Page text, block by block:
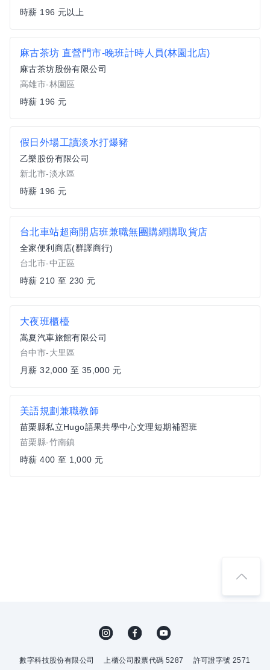
時薪 196 元以上
麻古茶坊 直營門市-晚班計時人員(林園北店)
麻古茶坊股份有限公司
高雄市-林園區
時薪 196 元
假日外場工讀淡水打爆豬
乙樂股份有限公司
新北市-淡水區
時薪 196 元
台北車站超商開店班兼職無團購網購取貨店
全家便利商店(群譯商行)
台北市-中正區
時薪 210 至 230 元
大夜班櫃檯
嵩夏汽車旅館有限公司
台中市-大里區
月薪 32,000 至 35,000 元
美語規劃兼職教師
苗栗縣私立Hugo語果共學中心文理短期補習班
苗栗縣-竹南鎮
時薪 400 至 1,000 元
數字科技股份有限公司 上櫃公司股票代碼 5287 許可證字號 2571